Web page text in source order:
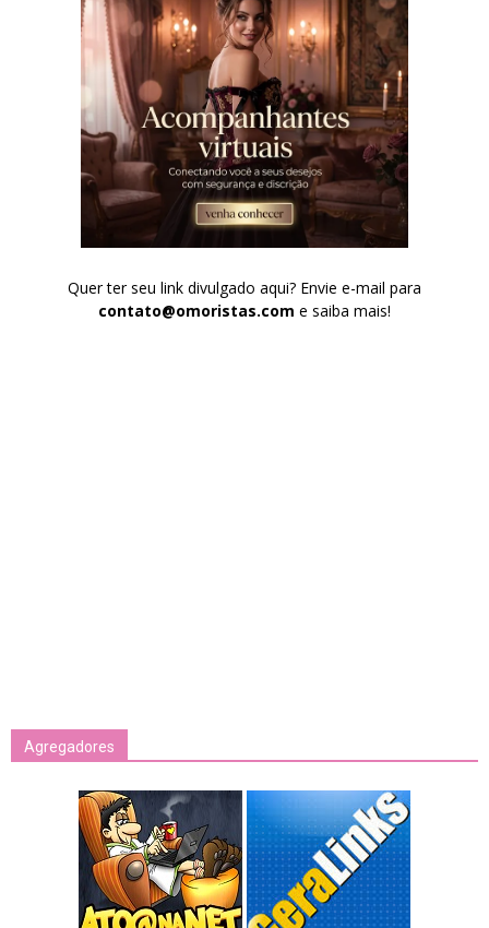
Quer ter seu link divulgado aqui? Envie e-mail para
contato@omoristas.com e saiba mais!
Agregadores